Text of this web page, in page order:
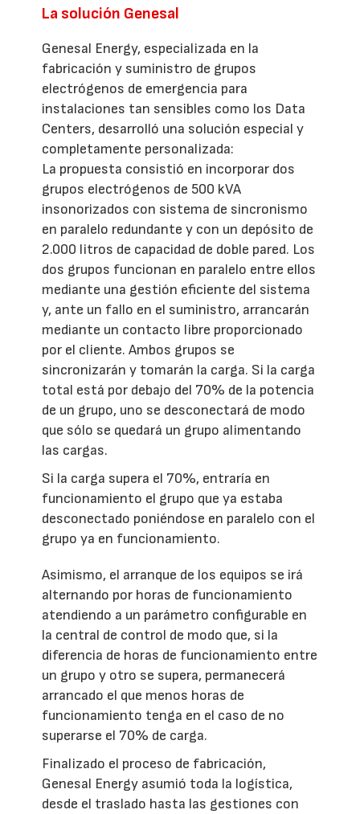
La solución Genesal
Genesal Energy, especializada en la
fabricación y suministro de grupos
electrógenos de emergencia para
instalaciones tan sensibles como los Data
Centers, desarrolló una solución especial y
completamente personalizada:
La propuesta consistió en incorporar dos
grupos electrógenos de 500 kVA
insonorizados con sistema de sincronismo
en paralelo redundante y con un depósito de
2.000 litros de capacidad de doble pared. Los
dos grupos funcionan en paralelo entre ellos
mediante una gestión eficiente del sistema
y, ante un fallo en el suministro, arrancarán
mediante un contacto libre proporcionado
por el cliente. Ambos grupos se
sincronizarán y tomarán la carga. Si la carga
total está por debajo del 70% de la potencia
de un grupo, uno se desconectará de modo
que sólo se quedará un grupo alimentando
las cargas.
Si la carga supera el 70%, entraría en
funcionamiento el grupo que ya estaba
desconectado poniéndose en paralelo con el
grupo ya en funcionamiento.
Asimismo, el arranque de los equipos se irá
alternando por horas de funcionamiento
atendiendo a un parámetro configurable en
la central de control de modo que, si la
diferencia de horas de funcionamiento entre
un grupo y otro se supera, permanecerá
arrancado el que menos horas de
funcionamiento tenga en el caso de no
superarse el 70% de carga.
Finalizado el proceso de fabricación,
Genesal Energy asumió toda la logística,
desde el traslado hasta las gestiones con